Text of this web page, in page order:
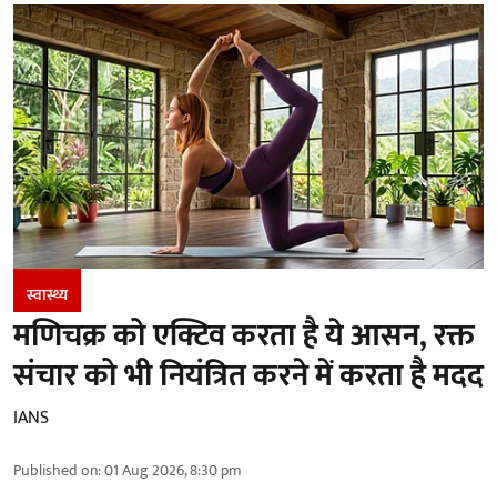
स्वास्थ्य
मणिचक्र को एक्टिव करता है ये आसन, रक्त
संचार को भी नियंत्रित करने में करता है मदद
IANS
Published on:01 Aug 2026, 8:30 pm